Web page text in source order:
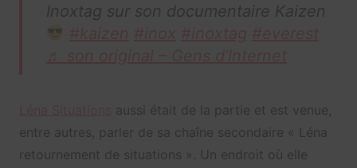
Inoxtag sur son documentaire Kaizen
aussi était de la partie et est venue,
entre autres, parler de sa chaîne secondaire « Léna
retournement de situations ». Un endroit où elle